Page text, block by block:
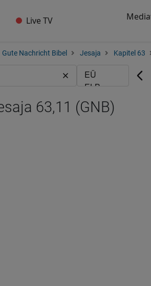
Live TV
Gute Nachricht Bibel Jesaja Kapitel 63
63,11 (GNB)